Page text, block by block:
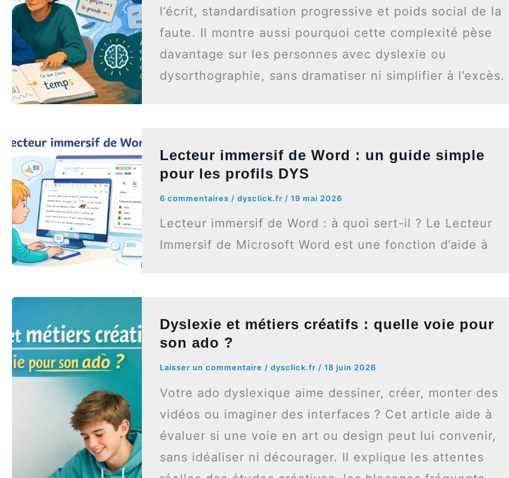
l’écrit, standardisation progressive et poids social de la
faute. Il montre aussi pourquoi cette complexité pèse
davantage sur les personnes avec dyslexie ou
dysorthographie, sans dramatiser ni simplifier à l’excès.
Lecteur immersif de Word : un guide simple
pour les profils DYS
6 commentaires /dysclick.fr /19 mai 2026
Lecteur immersif de Word : à quoi sert-il ? Le Lecteur
Immersif de Microsoft Word est une fonction d’aide à
Dyslexie et métiers créatifs : quelle voie pour
son ado ?
Laisser un commentaire /dysclick.fr /18 juin 2026
Votre ado dyslexique aime dessiner, créer, monter des
vidéos ou imaginer des interfaces ? Cet article aide à
évaluer si une voie en art ou design peut lui convenir,
sans idéaliser ni décourager. Il explique les attentes